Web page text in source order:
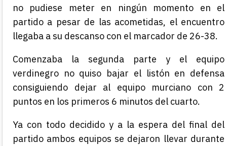
no pudiese meter en ningún momento en el
partido a pesar de las acometidas, el encuentro
llegaba a su descanso con el marcador de 26-38.
Comenzaba la segunda parte y el equipo
verdinegro no quiso bajar el listón en defensa
consiguiendo dejar al equipo murciano con 2
puntos en los primeros 6 minutos del cuarto.
Ya con todo decidido y a la espera del final del
partido ambos equipos se dejaron llevar durante